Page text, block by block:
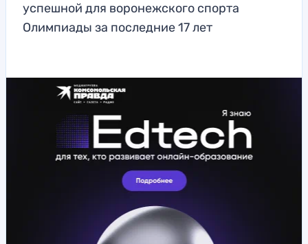
успешной для воронежского спорта
Олимпиады за последние 17 лет